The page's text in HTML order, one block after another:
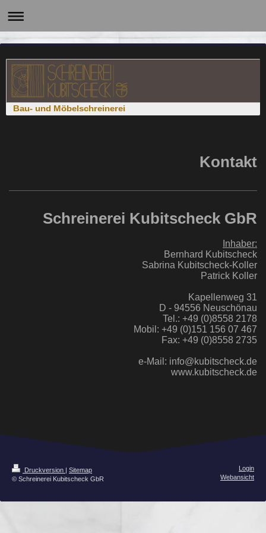
Bau- und Möbelschreinerei
Kontakt
Schreinerei Kubitscheck GbR
Inhaber:
Bernhard Kubitscheck
Sabrina Kubitscheck-Koller
Patrick Koller
Kapellenweg 31
D - 94556 Neuschönau
Tel.: +49 (0)8558 2178
Mobil: +49 (0)151 156 07 467
Fax: +49 (0)8558 2735
e-Mail: info@kubitscheck.de
www.kubitscheck.de
Druckversion | Sitemap
© Schreinerei Kubitscheck GbR
Login
Webansicht